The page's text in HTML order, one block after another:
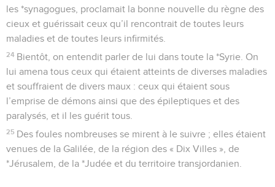
les *synagogues, proclamait la bonne nouvelle du règne des
cieux et guérissait ceux qu’il rencontrait de toutes leurs
maladies et de toutes leurs infirmités.
24 Bientôt, on entendit parler de lui dans toute la *Syrie. On
lui amena tous ceux qui étaient atteints de diverses maladies
et souffraient de divers maux : ceux qui étaient sous
l’emprise de démons ainsi que des épileptiques et des
paralysés, et il les guérit tous.
25 Des foules nombreuses se mirent à le suivre ; elles étaient
venues de la Galilée, de la région des « Dix Villes », de
*Jérusalem, de la *Judée et du territoire transjordanien.